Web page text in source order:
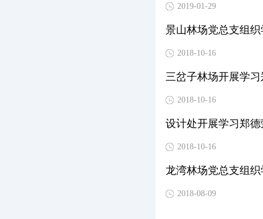
2019-01-29
景山林场党总支组
2018-10-16
三岔子林场开展学
2018-10-16
设计处开展学习郑
2018-10-16
龙湾林场党总支组
2018-08-09